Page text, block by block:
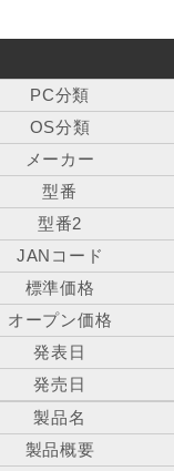
PC分類
OS分類
メーカー
型番
型番2
JANコード
標準価格
オープン価格
発表日
発売日
製品名
製品概要